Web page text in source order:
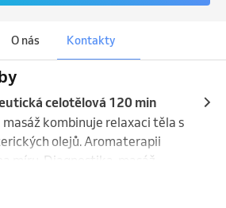
O nás Kontakty
celotělová 120 min
kombinuje relaxaci těla s
olejů. Aromaterapii
míru. Diagnostika, masáž
na lehátku.
Jsem proškolena také